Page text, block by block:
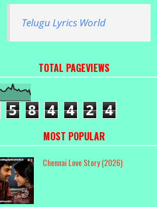
Telugu Lyrics World
TOTAL PAGEVIEWS
5 8 4 4 2 4
MOST POPULAR
Chennai Love Story (2026)